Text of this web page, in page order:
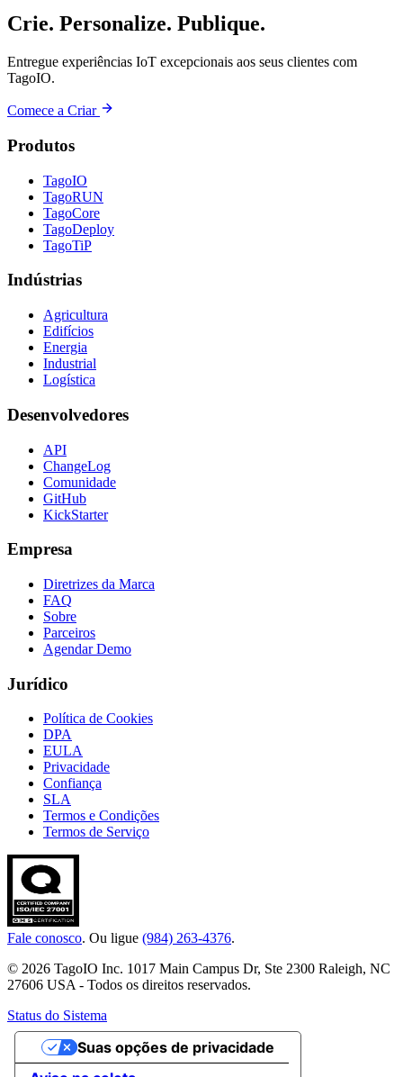
Crie. Personalize. Publique.
Entregue experiências IoT excepcionais aos seus clientes com
TagoIO.
Comece a Criar
Produtos
TagoIO
TagoRUN
TagoCore
TagoDeploy
TagoTiP
Indústrias
Agricultura
Edifícios
Energia
Industrial
Logística
Desenvolvedores
API
ChangeLog
Comunidade
GitHub
KickStarter
Empresa
Diretrizes da Marca
FAQ
Sobre
Parceiros
Agendar Demo
Jurídico
Política de Cookies
DPA
EULA
Privacidade
Confiança
SLA
Termos e Condições
Termos de Serviço
Fale conosco. Ou ligue (984) 263-4376.
© 2026 TagoIO Inc. 1017 Main Campus Dr, Ste 2300 Raleigh, NC
27606 USA - Todos os direitos reservados.
Status do Sistema
Suas opções de privacidade